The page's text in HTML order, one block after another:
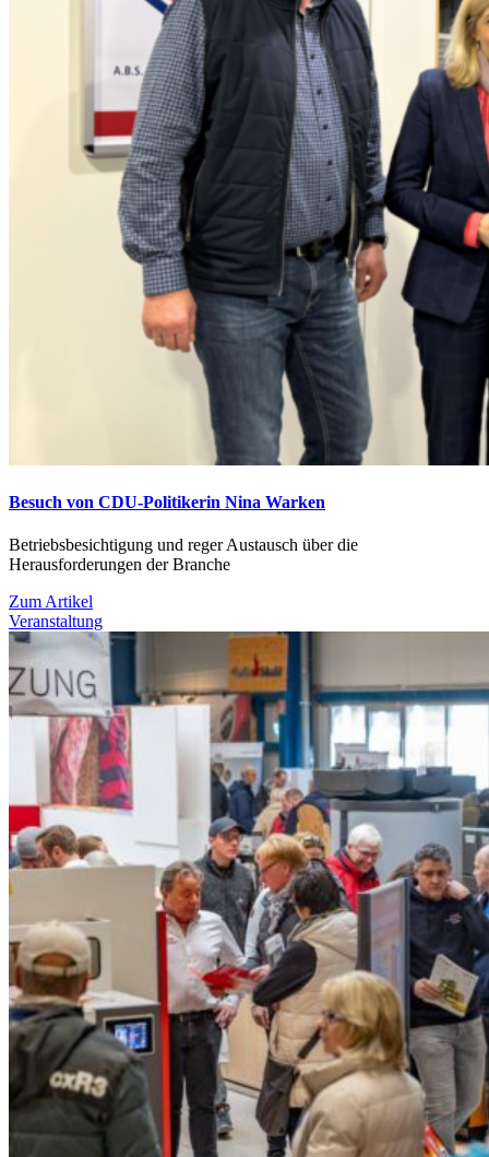
Besuch von CDU-Politikerin Nina Warken
Betriebsbesichtigung und reger Austausch über die
Herausforderungen der Branche
Zum Artikel
Veranstaltung